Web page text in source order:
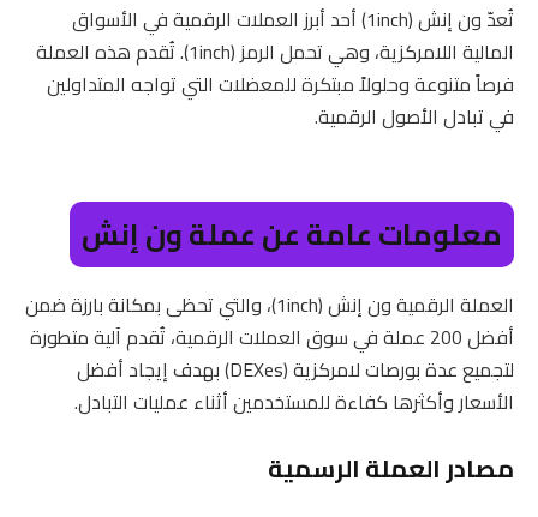
تُعدّ ون إنش (1inch) أحد أبرز العملات الرقمية في الأسواق
المالية اللامركزية، وهي تحمل الرمز (1inch). تُقدم هذه العملة
فرصاً متنوعة وحلولاً مبتكرة للمعضلات التي تواجه المتداولين
في تبادل الأصول الرقمية.
معلومات عامة عن عملة ون إنش
العملة الرقمية ون إنش (1inch)، والتي تحظى بمكانة بارزة ضمن
أفضل 200 عملة في سوق العملات الرقمية، تُقدم آلية متطورة
لتجميع عدة بورصات لامركزية (DEXes) بهدف إيجاد أفضل
الأسعار وأكثرها كفاءة للمستخدمين أثناء عمليات التبادل.
مصادر العملة الرسمية